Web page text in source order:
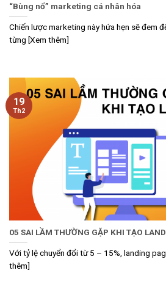
“Bùng nổ” marketing cá nhân hóa
Chiến lược marketing này hứa hẹn sẽ đem
từng [Xem thêm]
05 SAI LẦM THƯỜNG GẶP KHI TẠO
Với tỷ lệ chuyển đổi từ 5 – 15%, landing
thêm]
19
Th2